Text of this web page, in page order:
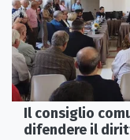
Il consiglio
difendere il